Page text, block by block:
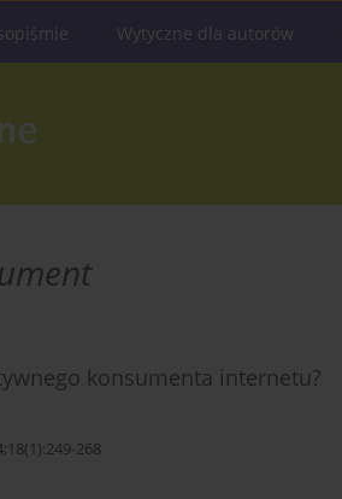
Wytyczne dla autorów
konsumenta internetu?
268